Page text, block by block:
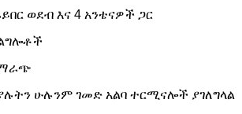
ወደብ እና 4 አንቴናዎች ጋር
ሁሉንም ገመድ አልባ ተርሚናሎች ያገለግላል